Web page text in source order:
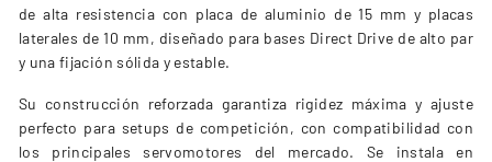
de alta resistencia con placa de aluminio de 15 mm y placas
laterales de 10 mm, diseñado para bases Direct Drive de alto par
y una fijación sólida y estable.
Su construcción reforzada garantiza rigidez máxima y ajuste
perfecto para setups de competición, con compatibilidad con
los principales servomotores del mercado. Se instala en